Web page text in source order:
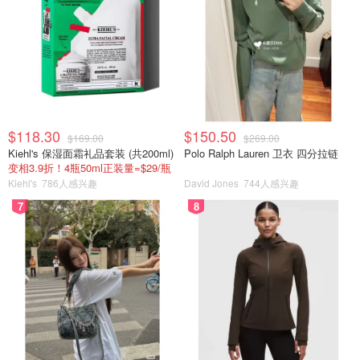
$118.30 $169.00
Kiehl's 保湿面霜礼品套装 (共200ml)
变相3.9折！4瓶50ml正装量=$29/瓶
Kiehl's 786人感兴趣
$150.50 $269.00
Polo Ralph Lauren 卫衣 四分拉链
David Jones 744人感兴趣
7 8